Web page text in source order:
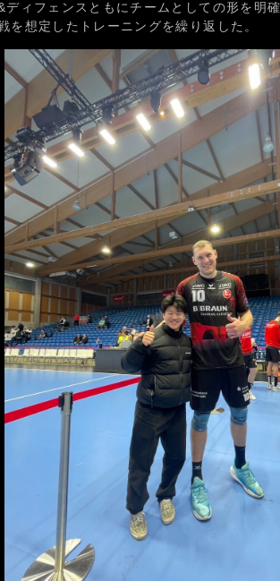
ディフェンスともにチームとしての形を明
を想定したトレーニングを繰り返した。